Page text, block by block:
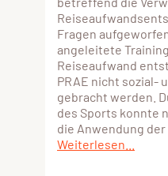
Fragen
angeleitete
Reiseaufwand
PRAE nicht sozial-
gebracht werden.
des Sports konnte
die Anwendung
Weiterlesen...